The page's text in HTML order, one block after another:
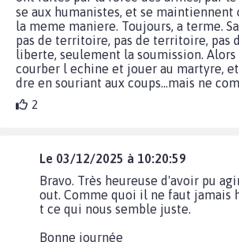
se aux humanistes, et se maintiennent
la meme maniere. Toujours, a terme.
pas de territoire, pas de territoire, pas
liberte, seulement la soumission.
courber l echine et jouer au martyre,
dre en souriant aux coups...mais ne
2
Le 03/12/2025 à 10:20:59
Bravo. Très heureuse d'avoir pu
out. Comme quoi il ne faut jamais
t ce qui nous semble juste.
Bonne journée